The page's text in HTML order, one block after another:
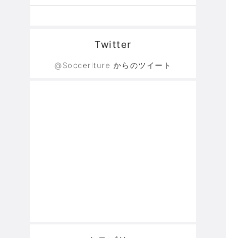
Twitter
@Soccerlture からのツイート